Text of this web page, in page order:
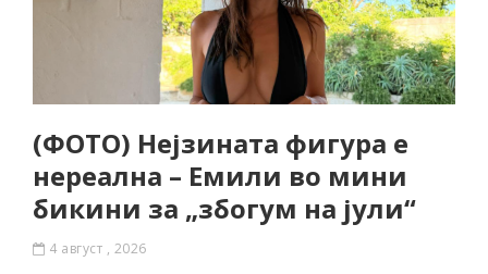
(ФОТО) Нејзината фигура е
нереална – Емили во мини
бикини за „збогум на јули“
4 август , 2026